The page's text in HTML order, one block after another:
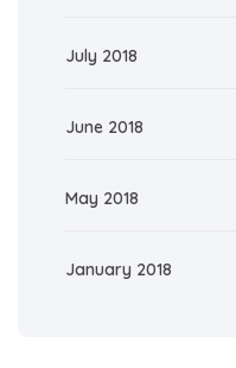
July 2018
June 2018
May 2018
January 2018